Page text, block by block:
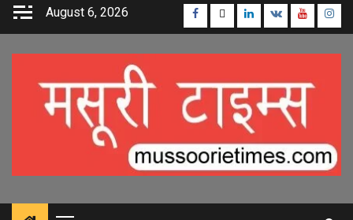
Skip
August 6, 2026 Facebook
TwitterLinkedin
VK Youtube